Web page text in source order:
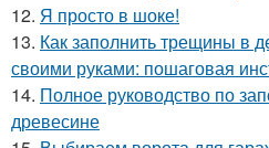
12. Я просто в шоке!
13. Как заполнить трещины в
своими руками: пошаговая
14. Полное руководство по
древесине